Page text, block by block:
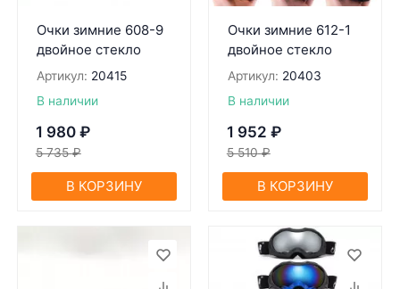
Очки зимние 608-9
двойное стекло
Артикул: 20415
В наличии
1 980 ₽
5 735 ₽
В КОРЗИНУ
Очки зимние 612-1
двойное стекло
Артикул: 20403
В наличии
1 952 ₽
5 510 ₽
В КОРЗИНУ